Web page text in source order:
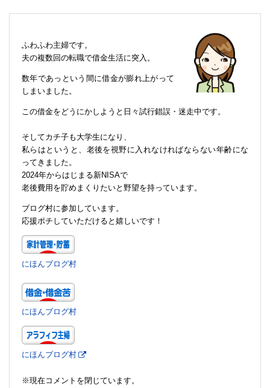
ふわふわ主婦です。
夫の複数回の転職で借金生活に突入。
数年であっという間に借金が膨れ上がって
しまいました。
この借金をどうにかしようと日々試行錯誤・迷走中です。
そしてカチ子も大学生になり、
私らはというと、老後を視野に入れなければならない年齢にな
ってきました。
2024年からはじまる新NISAで
老後費用を貯めまくりたいと野望を持っています。
ブログ村に参加しています。
応援ポチしていただけると嬉しいです！
にほんブログ村
にほんブログ村
にほんブログ村
※現在コメントを閉じています。